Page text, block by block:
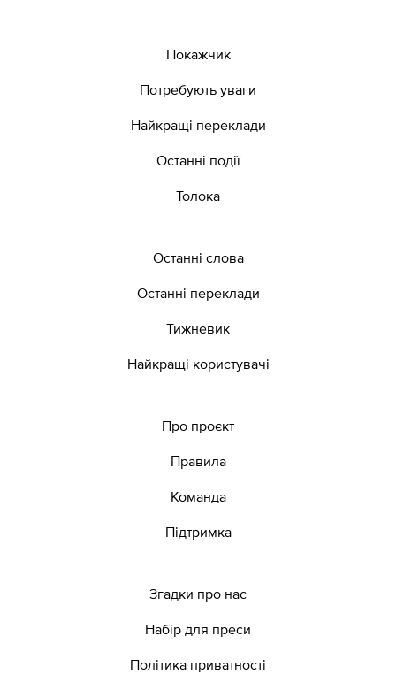
Покажчик
Потребують уваги
Найкращі переклади
Останні події
Толока
Останні слова
Останні переклади
Тижневик
Найкращі користувачі
Про проєкт
Правила
Команда
Підтримка
Згадки про нас
Набір для преси
Політика приватності